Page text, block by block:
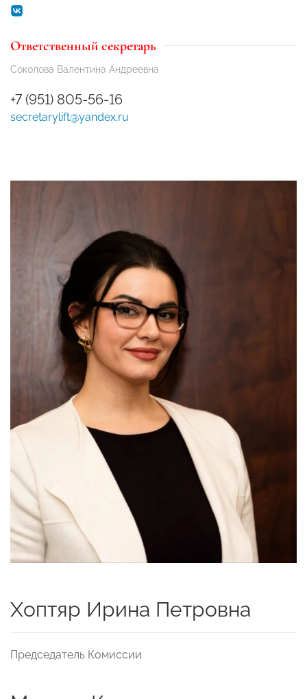
Ответственный секретарь
Соколова Валентина Андреевна
+7 (951) 805-56-16
secretarylift@yandex.ru
Хоптяр Ирина Петровна
Председатель Комиссии